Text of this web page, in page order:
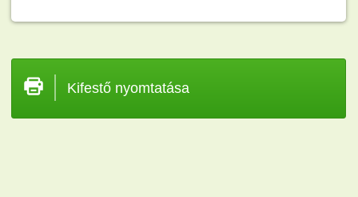
Kifestő nyomtatása